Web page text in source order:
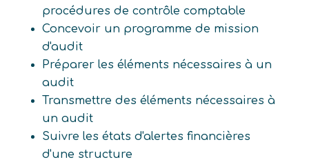
procédures de contrôle comptable
Concevoir un programme de mission
d'audit
Préparer les éléments nécessaires à un
audit
Transmettre des éléments nécessaires à
un audit
Suivre les états d'alertes financières
d'une structure